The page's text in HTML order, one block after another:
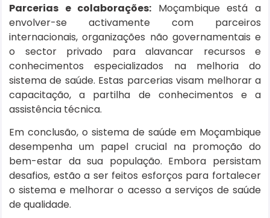
Parcerias e colaborações: Moçambique está a
envolver-se activamente com parceiros
internacionais, organizações não governamentais e
o sector privado para alavancar recursos e
conhecimentos especializados na melhoria do
sistema de saúde. Estas parcerias visam melhorar a
capacitação, a partilha de conhecimentos e a
assistência técnica.
Em conclusão, o sistema de saúde em Moçambique
desempenha um papel crucial na promoção do
bem-estar da sua população. Embora persistam
desafios, estão a ser feitos esforços para fortalecer
o sistema e melhorar o acesso a serviços de saúde
de qualidade.